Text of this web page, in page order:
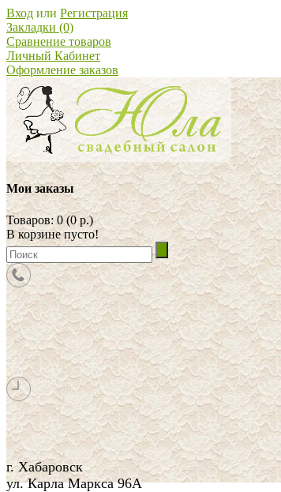
Вход или Регистрация
Закладки (0)
Сравнение товаров
Личный Кабинет
Оформление заказов
Мои заказы
Товаров: 0 (0 р.)
В корзине пусто!
г. Хабаровск
ул. Карла Маркса 96А